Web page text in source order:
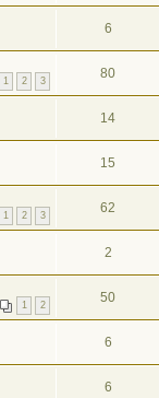
6
1 2 3 80
14
15
1 2 3 62
2
1 2 50
6
6